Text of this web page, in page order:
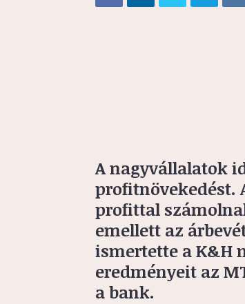
A nagyvállalatok
profitnövekedést.
profittal
emellett az
ismertette a K&H
eredményeit az
a bank.